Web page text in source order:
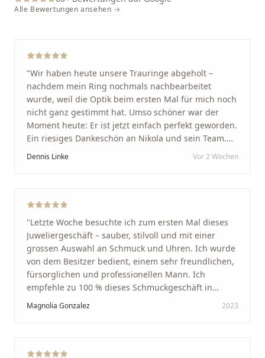
Alle Bewertungen ansehen →
"Wir haben heute unsere Trauringe abgeholt –
nachdem mein Ring nochmals nachbearbeitet
wurde, weil die Optik beim ersten Mal für mich noch
nicht ganz gestimmt hat. Umso schöner war der
Moment heute: Er ist jetzt einfach perfekt geworden.
Ein riesiges Dankeschön an Nikola und sein Team.
Vom ersten Termin an wurden wir jedes Mal
Arbeit und seine Kunden wirklich am Herzen liegen.
Service und echte Herzlichkeit schätzt, ist hier genau
richtig."
Dennis Linke Vor 2 Wochen
"Letzte Woche besuchte ich zum ersten Mal dieses
Juweliergeschäft – sauber, stilvoll und mit einer
grossen Auswahl an Schmuck und Uhren. Ich wurde
von dem Besitzer bedient, einem sehr freundlichen,
fürsorglichen und professionellen Mann. Ich
empfehle zu 100 % dieses Schmuckgeschäft in
Schaffhausen. Ich selbst war sehr zufrieden und
glücklich mit der Behandlung. Ich danke Ihnen – ich
Magnolia Gonzalez 2023